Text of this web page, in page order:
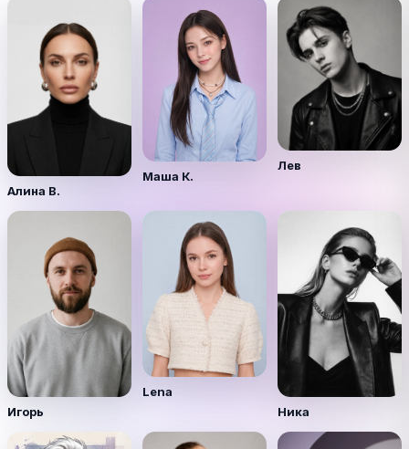
Алина В.
Маша К.
Лев
Игорь
Lena
Ника